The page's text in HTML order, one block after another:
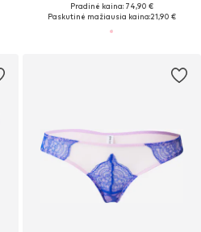
Pradinė kaina: 74,90 €
Paskutinė mažiausia kaina:21,90 €